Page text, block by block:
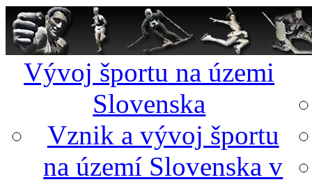
Vývoj športu na územi
Slovenska
Vznik a vývoj športu
na území Slovenska v